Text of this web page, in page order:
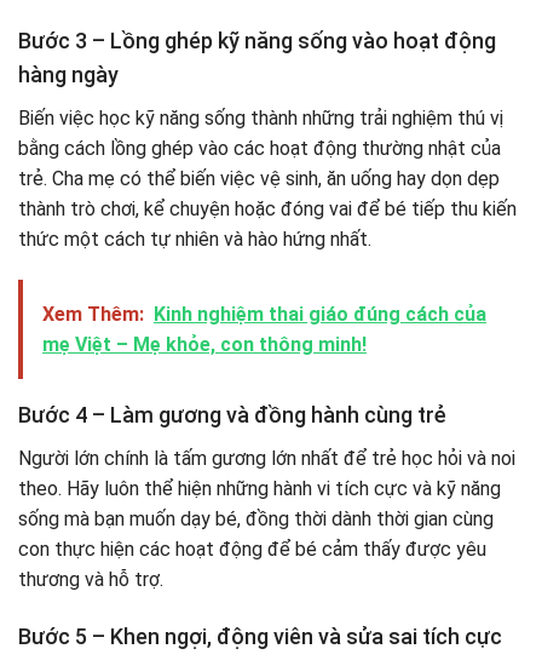
Bước 3 – Lồng ghép kỹ năng sống vào hoạt động
hàng ngày
Biến việc học kỹ năng sống thành những trải nghiệm thú vị
bằng cách lồng ghép vào các hoạt động thường nhật của
trẻ. Cha mẹ có thể biến việc vệ sinh, ăn uống hay dọn dẹp
thành trò chơi, kể chuyện hoặc đóng vai để bé tiếp thu kiến
thức một cách tự nhiên và hào hứng nhất.
Xem Thêm: Kinh nghiệm thai giáo đúng cách của
mẹ Việt – Mẹ khỏe, con thông minh!
Bước 4 – Làm gương và đồng hành cùng trẻ
Người lớn chính là tấm gương lớn nhất để trẻ học hỏi và noi
theo. Hãy luôn thể hiện những hành vi tích cực và kỹ năng
sống mà bạn muốn dạy bé, đồng thời dành thời gian cùng
con thực hiện các hoạt động để bé cảm thấy được yêu
thương và hỗ trợ.
Bước 5 – Khen ngợi, động viên và sửa sai tích cực